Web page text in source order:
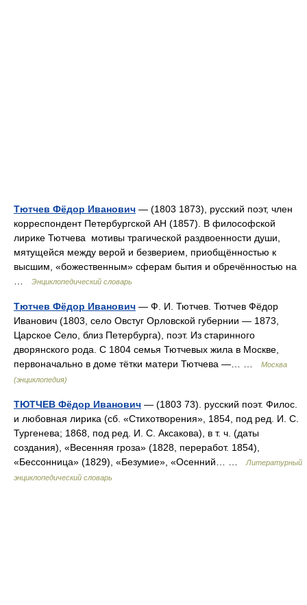
Тютчев Фёдор Иванович — (1803 1873), русский поэт, член
корреспондент Петербургской АН (1857). В философской
лирике Тютчева мотивы трагической раздвоенности души,
мятущейся между верой и безверием, приобщённостью к
высшим, «божественным» сферам бытия и обречённостью на
Энциклопедический словарь
Тютчев Фёдор Иванович — Ф. И. Тютчев. Тютчев Фёдор
Иванович (1803, село Овстуг Орловской губернии — 1873,
Царское Село, близ Петербурга), поэт. Из старинного
дворянского рода. С 1804 семья Тютчевых жила в Москве,
первоначально в доме тётки матери Тютчева —… …
Москва
(энциклопедия)
ТЮТЧЕВ Фёдор Иванович — (1803 73). русский поэт. Филос.
и любовная лирика (сб. «Стихотворения», 1854, под ред. И. С.
Тургенева; 1868, под ред. И. С. Аксакова), в т. ч. (даты
создания), «Весенняя гроза» (1828, переработ. 1854),
«Бессонница» (1829), «Безумие», «Осенний… …
Литературный
энциклопедический словарь